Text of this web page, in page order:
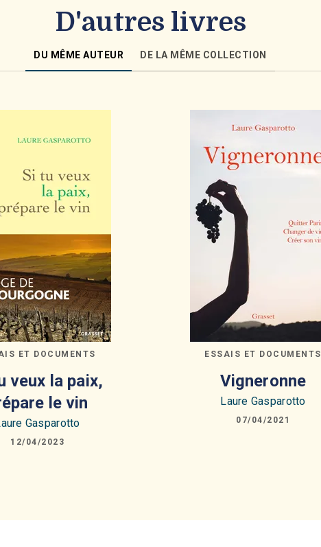
D'autres livres
DU MÊME AUTEUR DE LA MÊME COLLECTION
ET DOCUMENTS
veux la paix,
le vin
Gasparotto
12/04/2023
ESSAIS ET DOCUMENTS
Vigneronne
Laure Gasparotto
07/04/2021